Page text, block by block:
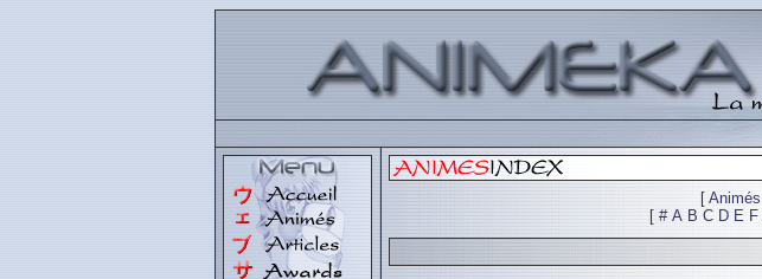
[ Animés
[ # A B C D E F